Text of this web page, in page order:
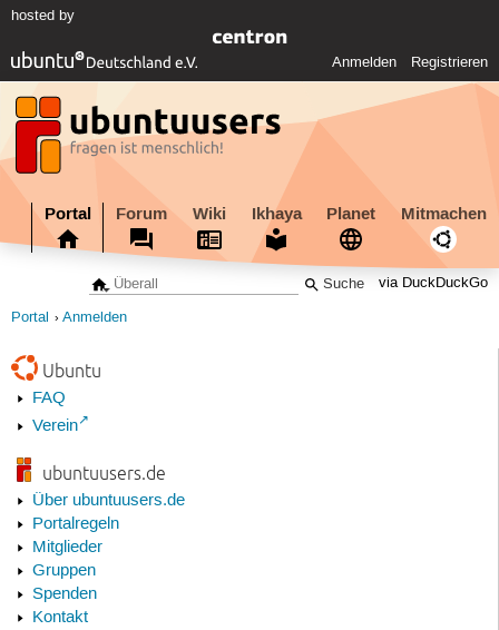
hosted by
Anmelden Registrieren
Portal Forum Wiki Ikhaya Planet Mitmachen
via DuckDuckGo
Portal Anmelden
Ubuntu
FAQ
Verein
ubuntuusers.de
Über ubuntuusers.de
Portalregeln
Mitglieder
Gruppen
Spenden
Kontakt